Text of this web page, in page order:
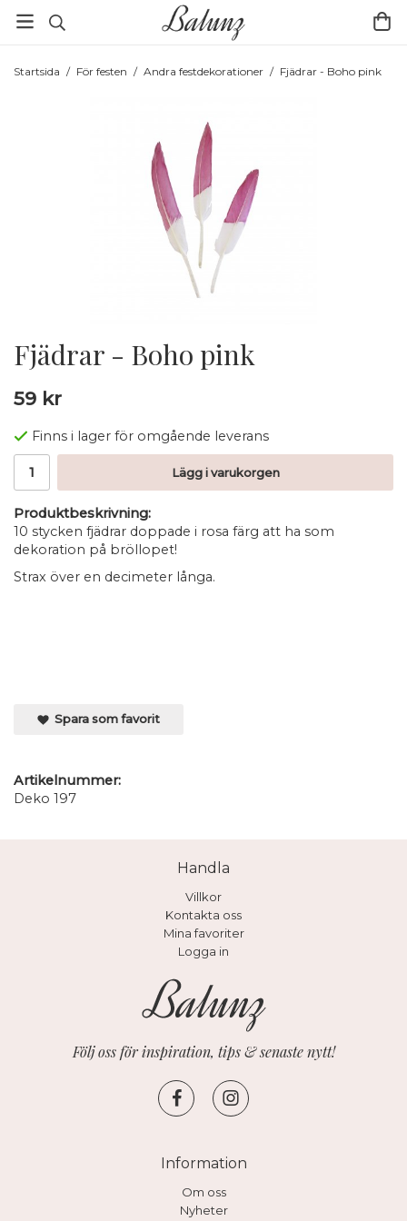
Startsida / För festen / Andra festdekorationer / Fjädrar - Boho pink
Fjädrar - Boho pink
59 kr
Finns i lager för omgående leverans
Lägg i varukorgen
Produktbeskrivning:
10 stycken fjädrar doppade i rosa färg att ha som
dekoration på bröllopet!
Strax över en decimeter långa.
Spara som favorit
Artikelnummer:
Deko 197
Handla
Villkor
Kontakta oss
Mina favoriter
Logga in
Följ oss för inspiration, tips & senaste nytt!
Information
Om oss
Nyheter